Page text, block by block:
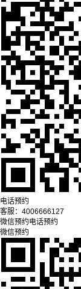
电话预约
客服： 4006666127
微信预约电话预约
微信预约